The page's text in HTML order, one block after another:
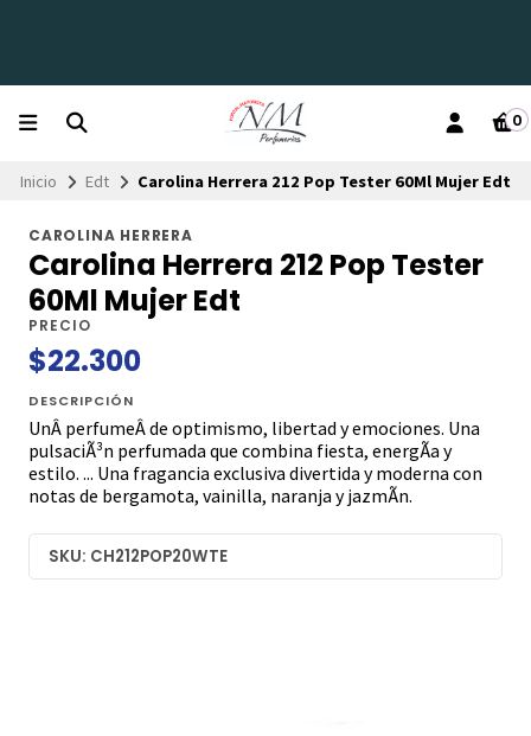
0
Inicio Edt Carolina Herrera 212 Pop Tester 60Ml Mujer Edt
CAROLINA HERRERA
Carolina Herrera 212 Pop Tester
60Ml Mujer Edt
PRECIO
$22.300
DESCRIPCIÓN
UnÂ perfumeÂ de optimismo, libertad y emociones. Una
pulsaciÃ³n perfumada que combina fiesta, energÃ­a y
estilo. ... Una fragancia exclusiva divertida y moderna con
notas de bergamota, vainilla, naranja y jazmÃ­n.
SKU: CH212POP20WTE